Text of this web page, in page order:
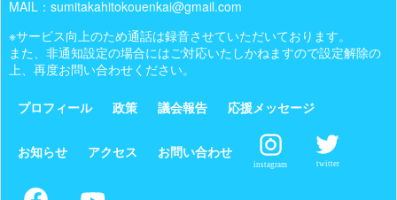
MAIL：sumitakahitokouenkai@gmail.com
※サービス向上のため通話は録音させていただいております。
また、非通知設定の場合にはご対応いたしかねますので設定解除の
上、再度お問い合わせください。
プロフィール 政策 議会報告 応援メッセージ
お知らせ アクセス お問い合わせ